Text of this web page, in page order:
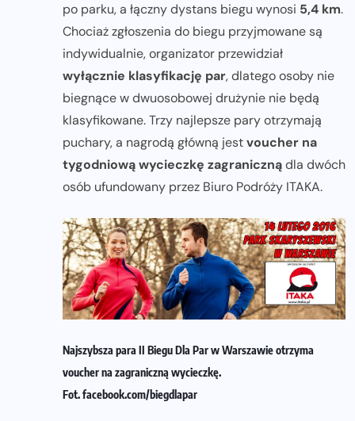
po parku, a łączny dystans biegu wynosi 5,4 km.
Chociaż zgłoszenia do biegu przyjmowane są
indywidualnie, organizator przewidział
wyłącznie klasyfikację par, dlatego osoby nie
biegnące w dwuosobowej drużynie nie będą
klasyfikowane. Trzy najlepsze pary otrzymają
puchary, a nagrodą główną jestvoucher na
tygodniową wycieczkę zagranicznądla dwóch
osób ufundowany przez Biuro Podróży ITAKA.
Najszybsza para II Biegu Dla Par w Warszawie otrzyma
voucher na zagraniczną wycieczkę.
Fot. facebook.com/biegdlapar